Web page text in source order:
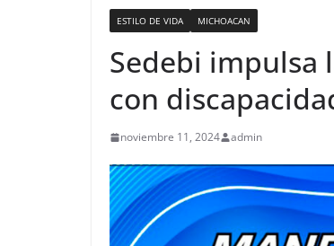
ESTILO DE VIDA MICHOACAN
Sedebi impulsa
con
noviembre 11, 2024 admin